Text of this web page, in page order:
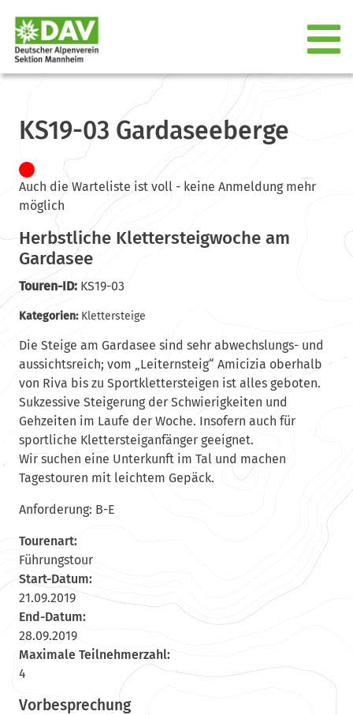
KS19-03 Gardaseeberge
Auch die Warteliste ist voll - keine Anmeldung mehr
möglich
Herbstliche Klettersteigwoche am
Gardasee
Touren-ID:KS19-03
Kategorien: Klettersteige
Die Steige am Gardasee sind sehr abwechslungs- und
aussichtsreich; vom „Leiternsteig“ Amicizia oberhalb
von Riva bis zu Sportklettersteigen ist alles geboten.
Sukzessive Steigerung der Schwierigkeiten und
Gehzeiten im Laufe der Woche. Insofern auch für
sportliche Klettersteiganfänger geeignet.
Wir suchen eine Unterkunft im Tal und machen
Tagestouren mit leichtem Gepäck.
Anforderung: B-E
Tourenart:
Führungstour
Start-Datum:
21.09.2019
End-Datum:
28.09.2019
Maximale Teilnehmerzahl:
4
Vorbesprechung